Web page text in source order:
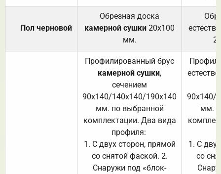
Пол черновой
Обрезная доска
камерной сушки 20х100
мм.
Профилированный брус
камерной сушки,
сечением
90х140/140х140/190х140
мм. по выбранной
комплектации. Два вида
профиля:
1. С двух сторон, прямой
со снятой фаской. 2.
Снаружи под «блок-
90х140/
мм.
1. С
со